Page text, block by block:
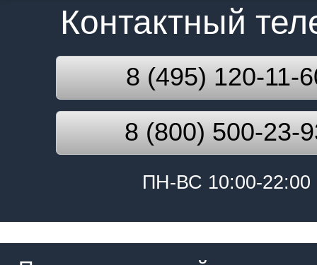
Контактный
8 (495) 120-11-
8 (800) 500-23-
ПН-ВС 10:00-22:00